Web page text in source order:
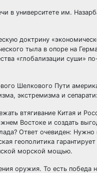
в университете им.
доктрину
тыла в опоре на
«глобализации суши»
Шелкового Пути
экстремизма и
втягивание Китая и
Востоке и создать
Ответ очевиден:
геополитика
морской мощью.
оружия. То есть